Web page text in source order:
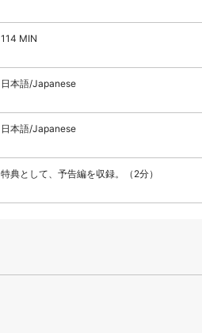
114 MIN
日本語/Japanese
日本語/Japanese
特典として、予告編を収録。（2分）